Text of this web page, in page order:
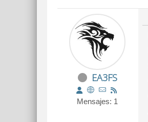
EA3FS
Mensajes: 1